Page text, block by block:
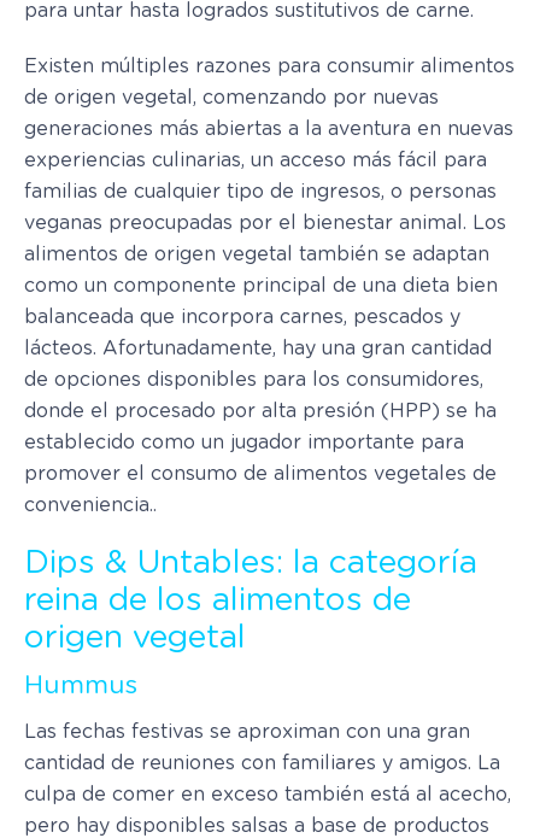
para untar hasta logrados sustitutivos de carne.
Existen múltiples razones para consumir alimentos
de origen vegetal, comenzando por nuevas
generaciones más abiertas a la aventura en nuevas
experiencias culinarias, un acceso más fácil para
familias de cualquier tipo de ingresos, o personas
veganas preocupadas por el bienestar animal. Los
alimentos de origen vegetal también se adaptan
como un componente principal de una dieta bien
balanceada que incorpora carnes, pescados y
lácteos. Afortunadamente, hay una gran cantidad
de opciones disponibles para los consumidores,
donde el procesado por alta presión (HPP) se ha
establecido como un jugador importante para
promover el consumo de alimentos vegetales de
conveniencia..
Dips & Untables: la categoría
reina de los alimentos de
origen vegetal
Hummus
Las fechas festivas se aproximan con una gran
cantidad de reuniones con familiares y amigos. La
culpa de comer en exceso también está al acecho,
pero hay disponibles salsas a base de productos